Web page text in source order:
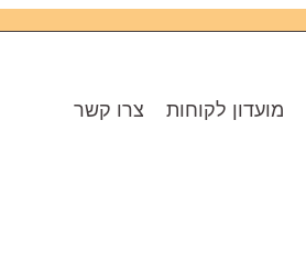
מועדון לקוחות צרו קשר